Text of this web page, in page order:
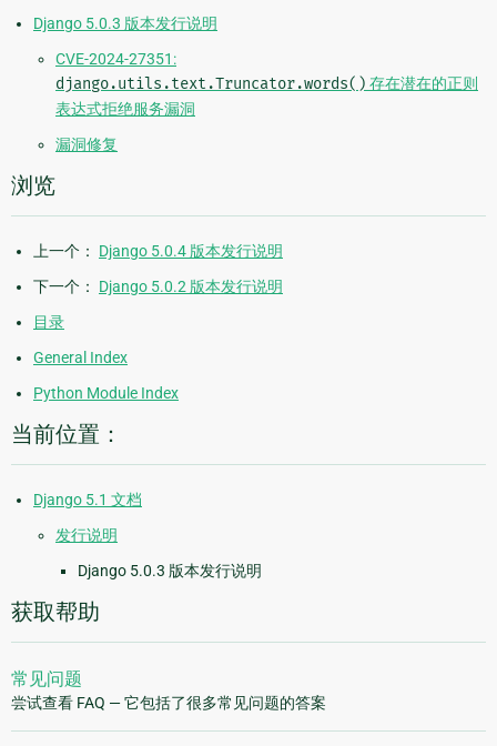
Django 5.0.3 版本发行说明
CVE-2024-27351:
django.utils.text.Truncator.words() 存在潜在的正则
表达式拒绝服务漏洞
漏洞修复
浏览
上一个： Django 5.0.4 版本发行说明
下一个： Django 5.0.2 版本发行说明
目录
General Index
Python Module Index
当前位置：
Django 5.1 文档
发行说明
Django 5.0.3 版本发行说明
获取帮助
常见问题
尝试查看 FAQ — 它包括了很多常见问题的答案